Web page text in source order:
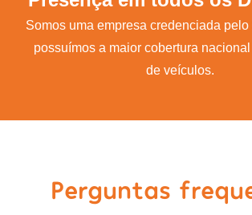
Somos uma empresa credenciada
possuímos a maior cobertura
de veículos.
Perguntas